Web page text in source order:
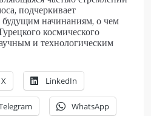
подчеркивает
начинаниям, о чем
космического
и технологическим
X LinkedIn
WhatsApp